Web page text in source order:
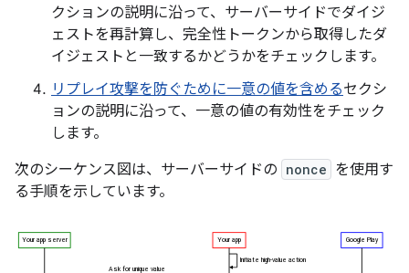
クションの説明に沿って、サーバーサイドでダイジ
ェストを再計算し、完全性トークンから取得したダ
イジェストと一致するかどうかをチェックします。
リプレイ攻撃を防ぐために一意の値を含めるセクシ
ョンの説明に沿って、一意の値の有効性をチェック
します。
次のシーケンス図は、サーバーサイドの nonce を使用す
る手順を示しています。